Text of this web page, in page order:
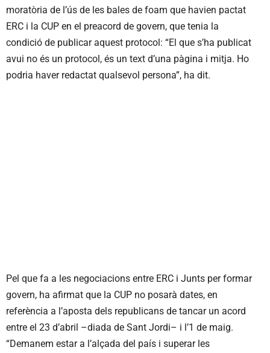
moratòria de l’ús de les bales de foam que havien pactat
ERC i la CUP en el preacord de govern, que tenia la
condició de publicar aquest protocol: “El que s’ha publicat
avui no és un protocol, és un text d’una pàgina i mitja. Ho
podria haver redactat qualsevol persona”, ha dit.
Pel que fa a les negociacions entre ERC i Junts per formar
govern, ha afirmat que la CUP no posarà dates, en
referència a l’aposta dels republicans de tancar un acord
entre el 23 d’abril –diada de Sant Jordi– i l’1 de maig.
“Demanem estar a l’alçada del país i superar les